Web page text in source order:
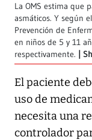
La OMS estima que
asmáticos. Y según
Prevención de
en niños de 5 y 11
respectivamente.
El paciente
uso de
necesita una
controlador